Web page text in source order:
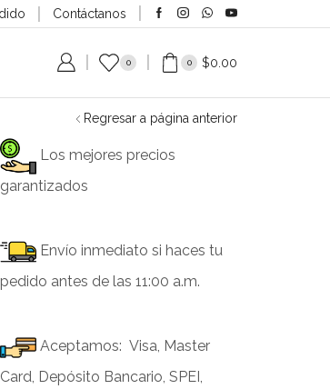
Contáctanos
0 0 $0.00
Regresar a página anterior
Los mejores precios
garantizados
Envío inmediato si haces tu
pedido antes de las 11:00 a.m.
Aceptamos: Visa, Master
Card, Depósito Bancario, SPEI,